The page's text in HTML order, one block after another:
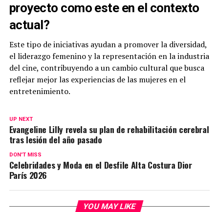
proyecto como este en el contexto
actual?
Este tipo de iniciativas ayudan a promover la diversidad,
el liderazgo femenino y la representación en la industria
del cine, contribuyendo a un cambio cultural que busca
reflejar mejor las experiencias de las mujeres en el
entretenimiento.
UP NEXT
Evangeline Lilly revela su plan de rehabilitación cerebral
tras lesión del año pasado
DON'T MISS
Celebridades y Moda en el Desfile Alta Costura Dior
París 2026
YOU MAY LIKE